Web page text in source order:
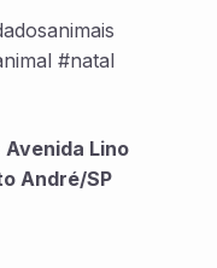
#natal
Lino
André/SP